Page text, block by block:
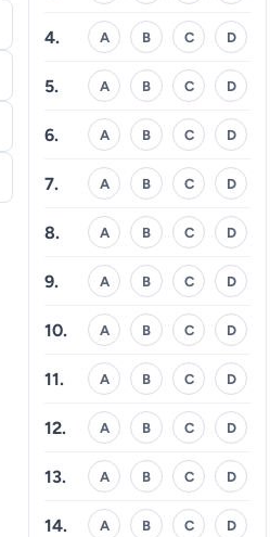
4. A B C D
5. A B C D
6. A B C D
7. A B C D
8. A B C D
9. A B C D
10. A B C D
11. A B C D
12. A B C D
13. A B C D
14. A B C D